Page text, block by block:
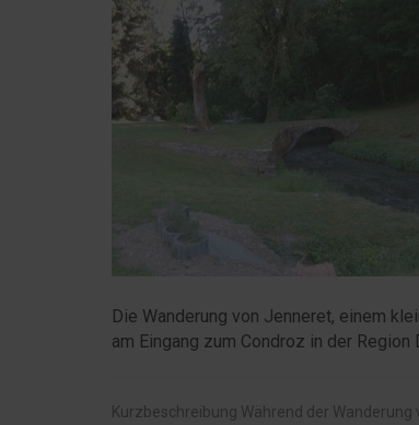
Die Wanderung von Jenneret, einem
am Eingang zum Condroz in der Region
Kurzbeschreibung Während der Wanderung